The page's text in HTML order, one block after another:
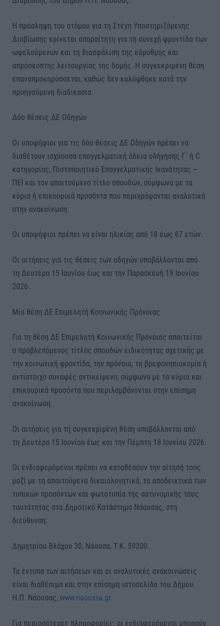
Η πρόσληψη του ατόμου για τη Στέγη Υποστηριζόμενης
Διαβίωσης κρίνεται απαραίτητη για τη συνεχή φροντίδα των
ωφελούμενων και τη διασφάλιση της εύρυθμης και
απρόσκοπτης λειτουργίας της δομής. Η συγκεκριμένη θέση
επαναπροκηρύσσεται, καθώς δεν καλύφθηκε κατά την
προηγούμενη διαδικασία.
Δύο θέσεις ΔΕ Οδηγών
Οι υποψήφιοι για τις δύο θέσεις ΔΕ Οδηγών πρέπει να
διαθέτουν ισχύουσα επαγγελματική άδεια οδήγησης Γ΄ ή C
κατηγορίας, Πιστοποιητικό Επαγγελματικής Ικανότητας –
ΠΕΙ και τον απαιτούμενο τίτλο σπουδών, σύμφωνα με τα
κύρια ή επικουρικά προσόντα που περιγράφονται αναλυτικά
στην ανακοίνωση.
Οι υποψήφιοι πρέπει να είναι ηλικίας από 18 έως 67 ετών.
Οι αιτήσεις για τις θέσεις των οδηγών υποβάλλονται από
τη Δευτέρα 15 Ιουνίου έως και την Παρασκευή 19 Ιουνίου
2026.
Μία θέση ΔΕ Επιμελητή Κοινωνικής Πρόνοιας
Για τη θέση ΔΕ Επιμελητή Κοινωνικής Πρόνοιας απαιτείται
ο προβλεπόμενος τίτλος σπουδών ειδικότητας σχετικής με
την κοινωνική φροντίδα, την πρόνοια, τη βρεφονηπιοκομία ή
αντίστοιχο συναφές αντικείμενο, σύμφωνα με τα κύρια και
επικουρικά προσόντα που περιλαμβάνονται στην επίσημη
ανακοίνωση.
Οι αιτήσεις για τη συγκεκριμένη θέση υποβάλλονται από
τη Δευτέρα 15 Ιουνίου έως και την Πέμπτη 18 Ιουνίου 2026.
Οι ενδιαφερόμενοι πρέπει να καταθέσουν την αίτησή τους
μαζί με τα απαιτούμενα δικαιολογητικά, τα αποδεικτικά των
τυπικών προσόντων και φωτοτυπία της αστυνομικής τους
ταυτότητας στο Δημοτικό Κατάστημα Νάουσας, στη
διεύθυνση:
Δημητρίου Βλάχου 30, Νάουσα, Τ.Κ. 59200.
Τα έντυπα των αιτήσεων και οι αναλυτικές ανακοινώσεις
είναι διαθέσιμα και στην επίσημη ιστοσελίδα του Δήμου
Η.Π. Νάουσας, www.naoussa.gr.
Για περισσότερες πληροφορίες, οι ενδιαφερόμενοι μπορούν